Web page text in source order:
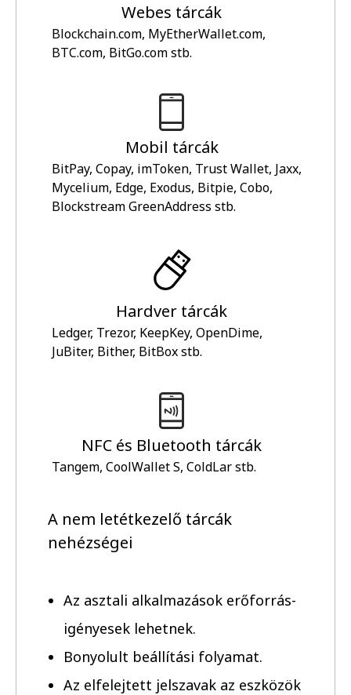
Webes tárcák
Blockchain.com, MyEtherWallet.com,
BTC.com, BitGo.com stb.
Mobil tárcák
BitPay, Copay, imToken, Trust Wallet, Jaxx,
Mycelium, Edge, Exodus, Bitpie, Cobo,
Blockstream GreenAddress stb.
Hardver tárcák
Ledger, Trezor, KeepKey, OpenDime,
JuBiter, Bither, BitBox stb.
NFC és Bluetooth tárcák
Tangem, CoolWallet S, ColdLar stb.
A nem letétkezelő tárcák
nehézségei
Az asztali alkalmazások erőforrás-
igényesek lehetnek.
Bonyolult beállítási folyamat.
Az elfelejtett jelszavak az eszközök